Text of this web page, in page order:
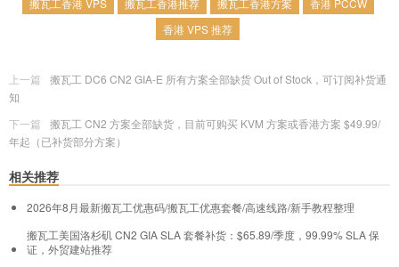
香港 VPS 推荐
上一篇
搬瓦工 DC6 CN2 GIA-E 所有方案全部缺货 Out of Stock，可订阅补货通
知
下一篇
搬瓦工 CN2 方案全部缺货，目前可购买 KVM 方案或香港方案 $49.99/
年起（已补货部分方案）
相关推荐
2026年8月最新搬瓦工优惠码/搬瓦工优惠套餐/高速线路/新手教程整理
搬瓦工美国洛杉矶 CN2 GIA SLA 套餐补货：$65.89/季度，99.99% SLA 保
证，外贸建站推荐